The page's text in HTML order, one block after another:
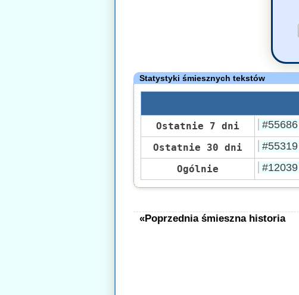
Statystyki śmiesznych tekstów
Ostatnie 7 dni
#55686
Ostatnie 30 dni #55319
Ogólnie #12039
«Poprzednia śmieszna historia